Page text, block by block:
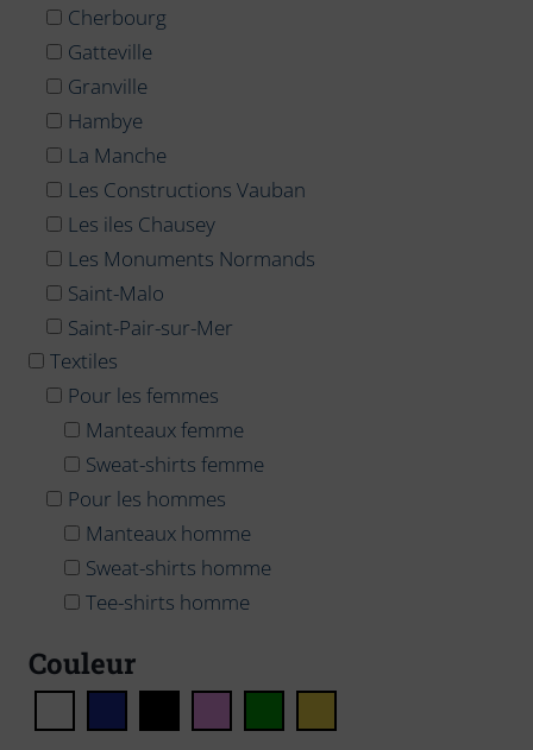
Cherbourg
Gatteville
Granville
Hambye
La Manche
Les Constructions Vauban
Les iles Chausey
Les Monuments Normands
Saint-Malo
Saint-Pair-sur-Mer
Textiles
Pour les femmes
Manteaux femme
Sweat-shirts femme
Pour les hommes
Manteaux homme
Sweat-shirts homme
Tee-shirts homme
Couleur